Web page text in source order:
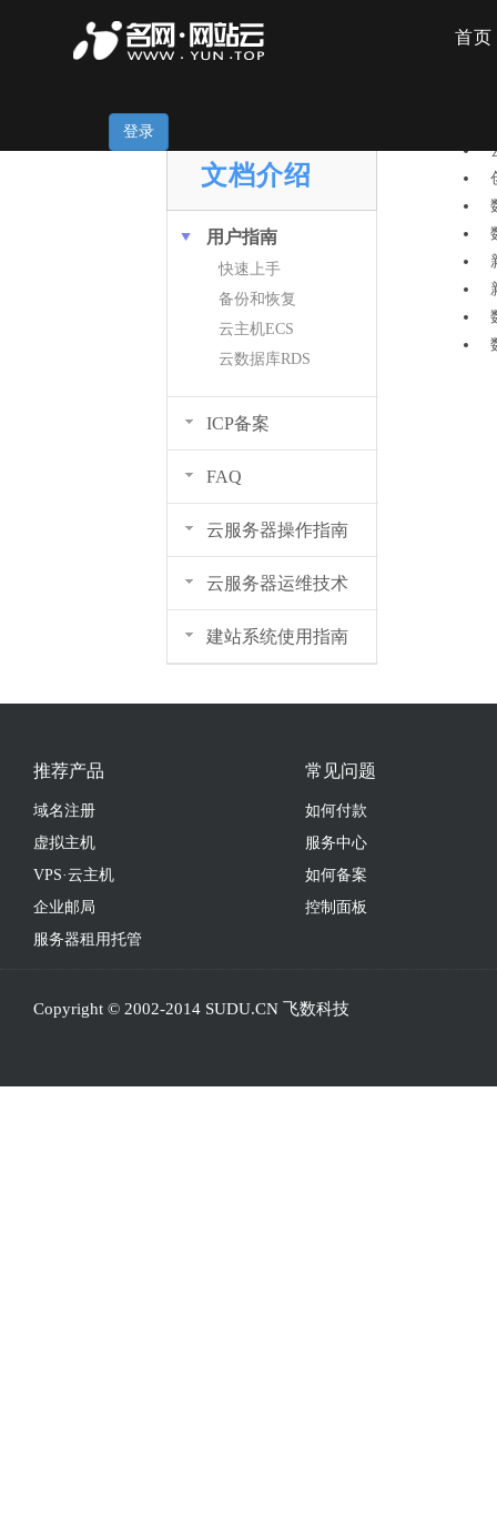
首页
登录
文档介绍
用户指南
快速上手
备份和恢复
云主机ECS
云数据库RDS
ICP备案
FAQ
云服务器操作指南
云服务器运维技术
建站系统使用指南
推荐产品
域名注册
虚拟主机
VPS·云主机
企业邮局
服务器租用托管
常见问题
如何付款
服务中心
如何备案
控制面板
Copyright © 2002-2014 SUDU.CN 飞数科技